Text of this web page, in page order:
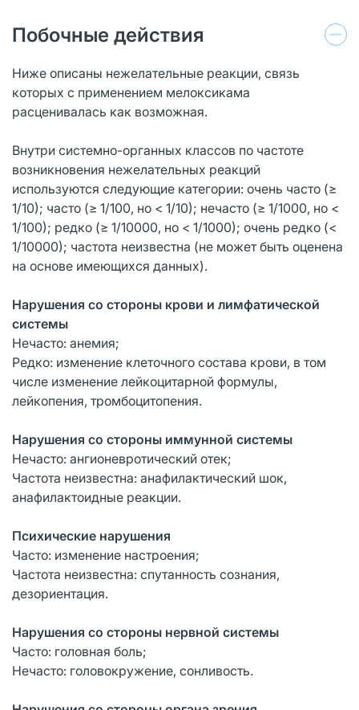
Побочные действия
Ниже описаны нежелательные реакции, связь
которых с применением мелоксикама
расценивалась как возможная.
Внутри системно-органных классов по частоте
возникновения нежелательных реакций
используются следующие категории: очень часто (≥
1/10); часто (≥ 1/100, но < 1/10); нечасто (≥ 1/1000, но <
1/100); редко (≥ 1/10000, но < 1/1000); очень редко (<
1/10000); частота неизвестна (не может быть оценена
на основе имеющихся данных).
Нарушения со стороны крови и лимфатической
системы
Нечасто: анемия;
Редко: изменение клеточного состава крови, в том
числе изменение лейкоцитарной формулы,
лейкопения, тромбоцитопения.
Нарушения со стороны иммунной системы
Нечасто: ангионевротический отек;
Частота неизвестна: анафилактический шок,
анафилактоидные реакции.
Психические нарушения
Часто: изменение настроения;
Частота неизвестна: спутанность сознания,
дезориентация.
Нарушения со стороны нервной системы
Часто: головная боль;
Нечасто: головокружение, сонливость.